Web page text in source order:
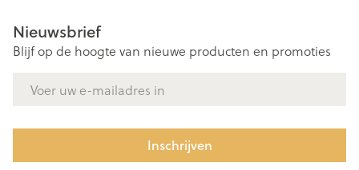
Nieuwsbrief
Blijf op de hoogte van nieuwe producten en promoties
Inschrijven